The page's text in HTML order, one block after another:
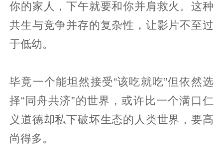
你的家人，下午就要和你并肩救火。这种
共生与竞争并存的复杂性，让影片不至过
于低幼。
毕竟一个能坦然接受“该吃就吃”但依然选
择“同舟共济”的世界，或许比一个满口仁
义道德却私下破坏生态的人类世界，要高
尚得多。